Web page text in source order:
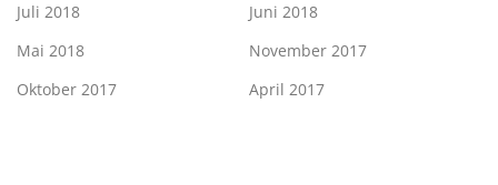
Juli 2018
Juni 2018
Mai 2018
November 2017
Oktober 2017
April 2017